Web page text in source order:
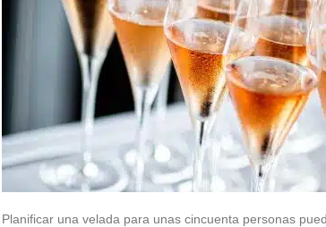
Planificar una velada para unas cincuenta personas